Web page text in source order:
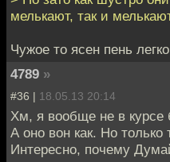
мелькают, так и
Чужое то ясен пень
4789 »
#36 | 18.05.13 20:14
Хм, я вообще не в курсе
А оно вон как. Но только
Интересно, почему